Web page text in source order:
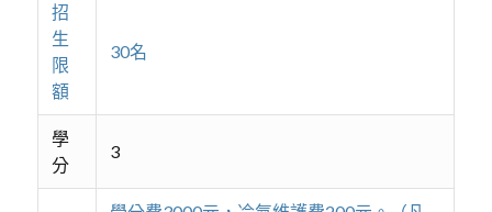
招
生
限
額
30名
學
分
3